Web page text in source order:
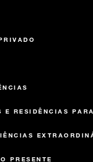
E RESIDÊNCIAS
PRESENTE